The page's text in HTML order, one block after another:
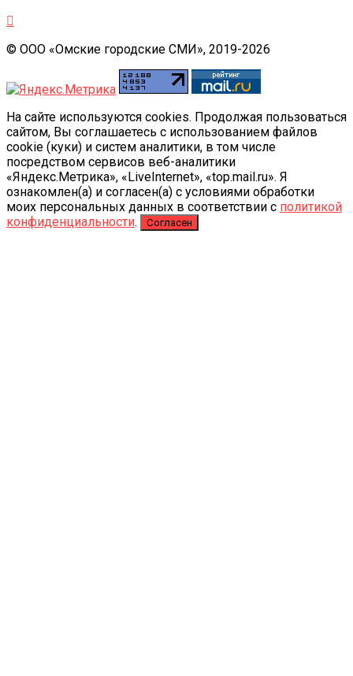
© ООО «Омские городские СМИ», 2019-2026
На сайте используются cookies. Продолжая пользоваться
сайтом, Вы соглашаетесь с использованием файлов
cookie (куки) и систем аналитики, в том числе
посредством сервисов веб-аналитики
«Яндекс.Метрика», «LiveInternet», «top.mail.ru». Я
ознакомлен(а) и согласен(а) с условиями обработки
моих персональных данных в соответствии с политикой
конфиденциальности. Согласен